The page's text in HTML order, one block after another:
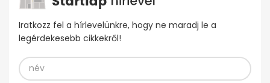
Iratkozz fel a hírlevelünkre, hogy ne maradj le a
legérdekesebb cikkekről!